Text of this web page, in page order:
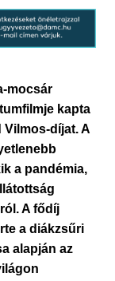
mocsár
kapta
díjat. A
a pandémia,
A fődíj
a diákzsűri
alapján az